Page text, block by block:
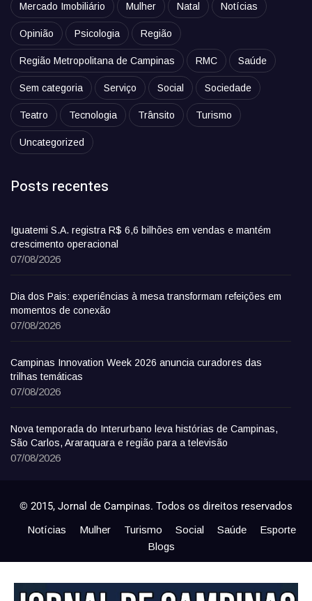
Mercado Imobiliário Mulher Natal Notícias
Opinião Psicologia Região
Região Metropolitana de Campinas RMC Saúde
Sem categoria Serviço Social Sociedade
Teatro Tecnologia Trânsito Turismo
Uncategorized
Posts recentes
Iguatemi S.A. registra R$ 6,6 bilhões em vendas e mantém
crescimento operacional
07/08/2026
Dia dos Pais: experiências à mesa transformam refeições em
momentos de conexão
07/08/2026
Campinas Innovation Week 2026 anuncia curadores das
trilhas temáticas
07/08/2026
Nova temporada do Interurbano leva histórias de Campinas,
São Carlos, Araraquara e região para a televisão
07/08/2026
© 2015, Jornal de Campinas. Todos os direitos reservados
Notícias Mulher Turismo Social Saúde
Esporte
Blogs